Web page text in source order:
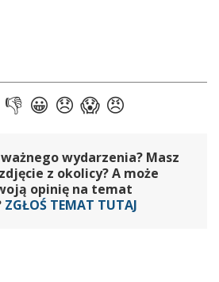
wydarzenia? Masz
z okolicy? A może
opinię na temat
ZGŁOŚ TEMAT TUTAJ